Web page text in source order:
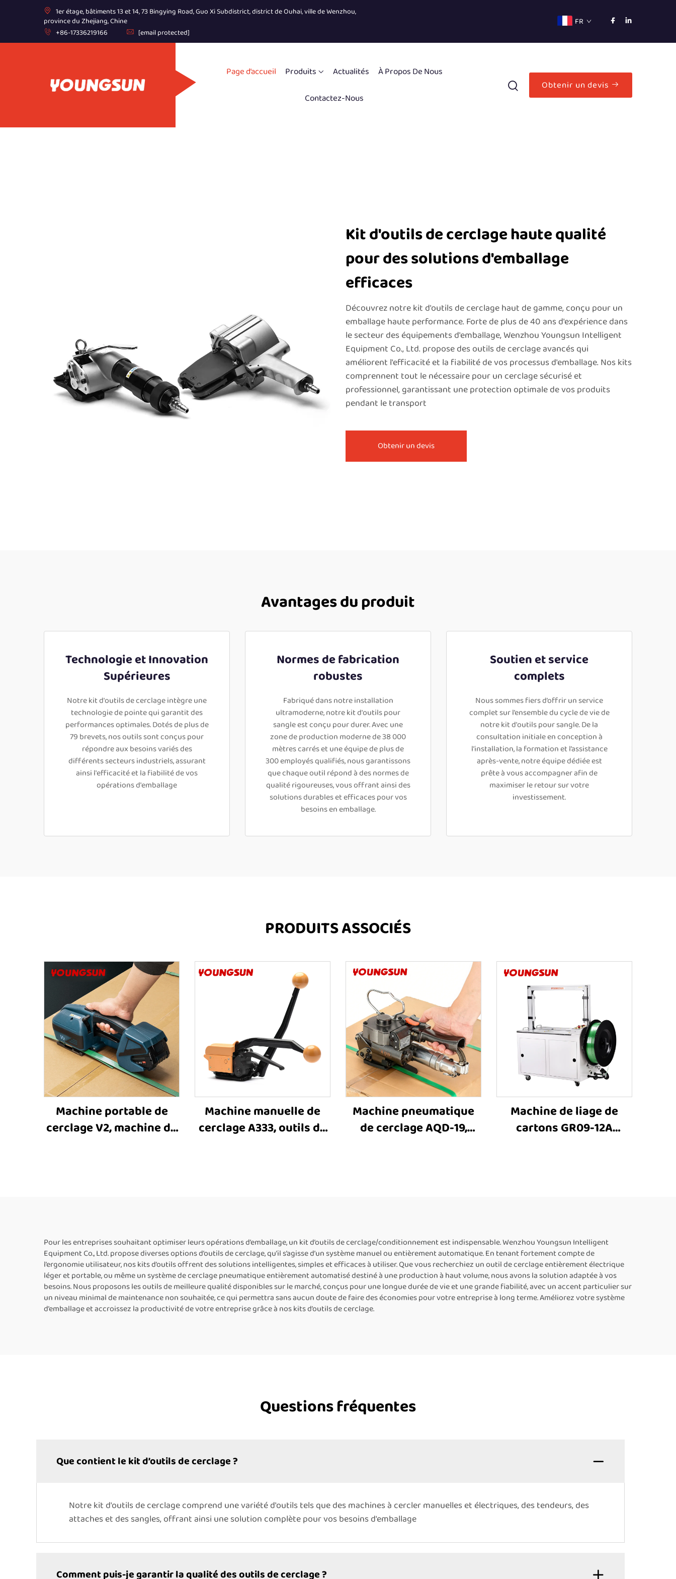
1er étage, bâtiments 13 et 14, 73 Bingying Road, Guo Xi Subdistrict, district de Ouhai, ville de Wenzhou,
province du Zhejiang, Chine
+86-17336219166
[email protected]
FR
Page d’accueil Produits Actualités
À Propos De Nous
Contactez-Nous
Obtenir un devis
Kit d'outils de cerclage haute qualité
pour des solutions d'emballage
efficaces
Découvrez notre kit d'outils de cerclage haut de gamme, conçu pour un
emballage haute performance. Forte de plus de 40 ans d'expérience dans
le secteur des équipements d'emballage, Wenzhou Youngsun Intelligent
Equipment Co., Ltd. propose des outils de cerclage avancés qui
améliorent l'efficacité et la fiabilité de vos processus d'emballage. Nos kits
comprennent tout le nécessaire pour un cerclage sécurisé et
professionnel, garantissant une protection optimale de vos produits
pendant le transport
Obtenir un devis
Avantages du produit
Technologie et Innovation
Supérieures
Notre kit d'outils de cerclage intègre une
technologie de pointe qui garantit des
performances optimales. Dotés de plus de
79 brevets, nos outils sont conçus pour
répondre aux besoins variés des
différents secteurs industriels, assurant
ainsi l'efficacité et la fiabilité de vos
opérations d'emballage
Normes de fabrication
robustes
Fabriqué dans notre installation
ultramoderne, notre kit d'outils pour
sangle est conçu pour durer. Avec une
zone de production moderne de 38 000
mètres carrés et une équipe de plus de
300 employés qualifiés, nous garantissons
que chaque outil répond à des normes de
qualité rigoureuses, vous offrant ainsi des
solutions durables et efficaces pour vos
besoins en emballage.
Soutien et service
complets
Nous sommes fiers d’offrir un service
complet sur l’ensemble du cycle de vie de
notre kit d'outils pour sangle. De la
consultation initiale en conception à
l’installation, la formation et l’assistance
après-vente, notre équipe dédiée est
prête à vous accompagner afin de
maximiser le retour sur votre
investissement.
PRODUITS ASSOCIÉS
Machine portable de
cerclage V2, machine de
Machine manuelle de
cerclage A333, outils de
Machine pneumatique
de cerclage AQD-19,
fournisseurs de
machines de cerclage
Machine de liage de
cartons GR09-12A
Pour les entreprises souhaitant optimiser leurs opérations d’emballage, un kit d’outils de cerclage/conditionnement est indispensable. Wenzhou Youngsun Intelligent
Equipment Co., Ltd. propose diverses options d’outils de cerclage, qu’il s’agisse d’un système manuel ou entièrement automatique. En tenant fortement compte de
l’ergonomie utilisateur, nos kits d’outils offrent des solutions intelligentes, simples et efficaces à utiliser. Que vous recherchiez un outil de cerclage entièrement électrique
léger et portable, ou même un système de cerclage pneumatique entièrement automatisé destiné à une production à haut volume, nous avons la solution adaptée à vos
besoins. Nous proposons les outils de meilleure qualité disponibles sur le marché, conçus pour une longue durée de vie et une grande fiabilité, avec un accent particulier sur
un niveau minimal de maintenance non souhaitée, ce qui permettra sans aucun doute de faire des économies pour votre entreprise à long terme. Améliorez votre système
d’emballage et accroissez la productivité de votre entreprise grâce à nos kits d’outils de cerclage.
Questions fréquentes
Que contient le kit d’outils de cerclage ?
Notre kit d'outils de cerclage comprend une variété d'outils tels que des machines à cercler manuelles et électriques, des tendeurs, des
attaches et des sangles, offrant ainsi une solution complète pour vos besoins d'emballage
Comment puis-je garantir la qualité des outils de cerclage ?